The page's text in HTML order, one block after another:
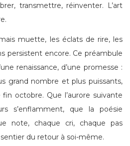
transmettre, réinventer. L’art
muette, les éclats de rire, les
persistent encore. Ce préambule
renaissance, d’une promesse :
grand nombre et plus puissants,
octobre. Que l’aurore suivante
s’enflamment, que la poésie
note, chaque cri, chaque pas
du retour à soi-même.